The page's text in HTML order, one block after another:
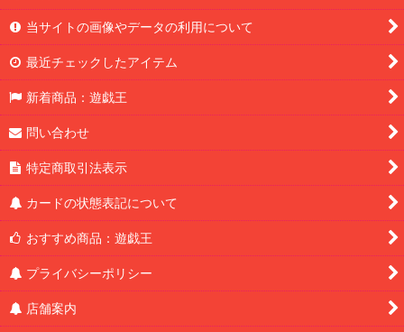
当サイトの画像やデータの利用について
最近チェックしたアイテム
新着商品：遊戯王
問い合わせ
特定商取引法表示
カードの状態表記について
おすすめ商品：遊戯王
プライバシーポリシー
店舗案内